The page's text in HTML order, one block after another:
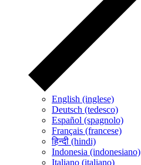
English (inglese)
Deutsch (tedesco)
Español (spagnolo)
Français (francese)
हिन्दी (hindi)
Indonesia (indonesiano)
Italiano (italiano)